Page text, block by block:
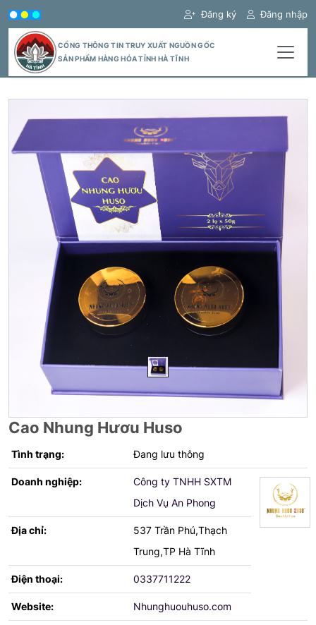
Đăng ký Đăng nhập
CỔNG THÔNG TIN TRUY XUẤT NGUỒN GỐC
SẢN PHẨM HÀNG HÓA TỈNH HÀ TĨNH
Cao Nhung Hươu Huso
Tình trạng: Đang lưu thông
Doanh nghiệp:
Công ty TNHH SXTM
Dịch Vụ An Phong
Địa chỉ:
537 Trần Phú,Thạch
Trung,TP Hà Tĩnh
Điện thoại: 0337711222
Website: Nhunghuouhuso.com